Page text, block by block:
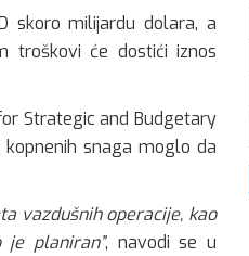
skoro milijardu dolara, a
troškovi će dostići iznos
Strategic and Budgetary
snaga moglo da
vazdušnih operacije, kao
je planiran”, navodi se u